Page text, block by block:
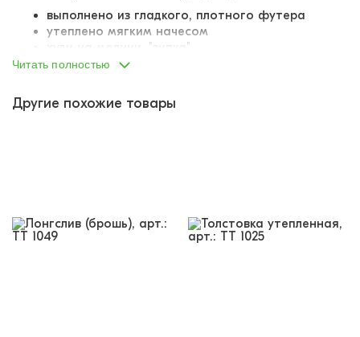
выполнено из гладкого, плотного футера
утеплено мягким начесом
худи на молнии, "зипка"
оверсайз-силуэт
материала, что и основная часть изделия
Читать полностью
Другие похожие товары